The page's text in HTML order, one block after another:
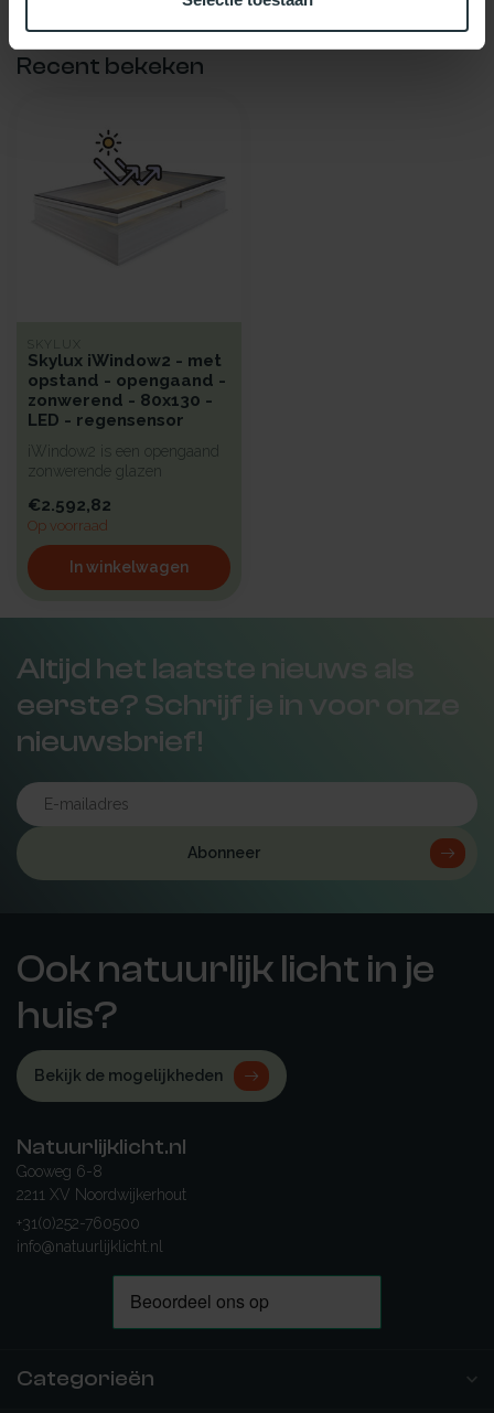
Recent bekeken
SKYLUX
Skylux iWindow2 - met
opstand - opengaand -
zonwerend - 80x130 -
LED - regensensor
iWindow2 is een opengaand
zonwerende glazen
isolatie vo...
€2.592,82
Op voorraad
In winkelwagen
Altijd het laatste nieuws als
eerste? Schrijf je in voor onze
nieuwsbrief!
Abonneer
Ook natuurlijk licht in je
huis?
Bekijk de mogelijkheden
Natuurlijklicht.nl
Gooweg 6-8
2211 XV Noordwijkerhout
+31(0)252-760500
info@natuurlijklicht.nl
Categorieën